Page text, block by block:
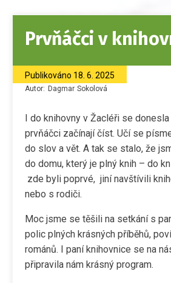
Prvňáčci v
Publikováno 18. 6. 2025
Autor: Dagmar Sokolová
I do knihovny v Žacléři se
prvňáčci začínají číst. Učí se
do slov a vět. A tak se stalo, že
do domu, který je plný knih – do
zde byli poprvé, jiní navštívili
nebo s rodiči.
Moc jsme se těšili na setkání s
polic plných krásných příběhů,
románů. I paní knihovnice se na
připravila nám krásný program.